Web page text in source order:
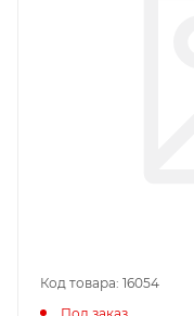
Код товара: 16054